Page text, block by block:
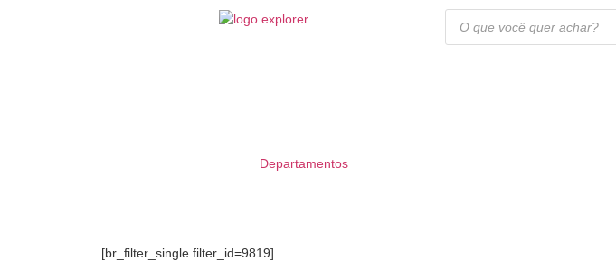
Departamentos
[br_filter_single filter_id=9819]